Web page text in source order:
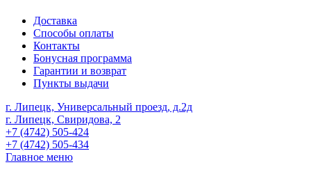
Доставка
Способы оплаты
Контакты
Бонусная программа
Гарантии и возврат
Пункты выдачи
г. Липецк, Универсальный проезд, д.2д
г. Липецк, Свиридова, 2
+7 (4742) 505-424
+7 (4742) 505-434
Главное меню